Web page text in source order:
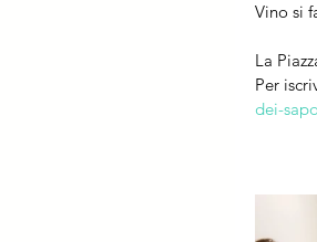
Vino si
La
Per
dei-